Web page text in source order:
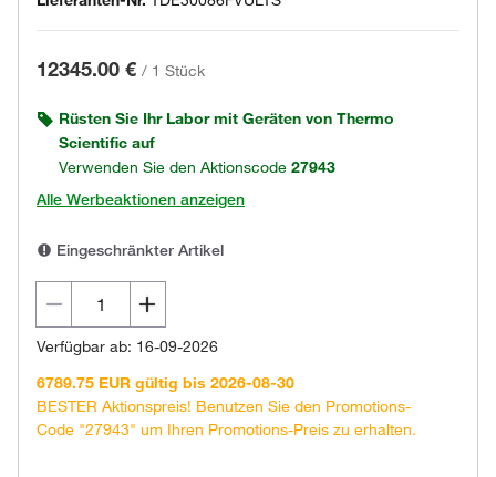
12345.00 € / 1 Stück
Rüsten Sie Ihr Labor mit Geräten von Thermo
Scientific auf
Verwenden Sie den Aktionscode 27943
Alle Werbeaktionen anzeigen
Eingeschränkter Artikel
Verfügbar ab: 16-09-2026
6789.75 EUR gültig bis 2026-08-30
BESTER Aktionspreis! Benutzen Sie den Promotions-
Code "27943" um Ihren Promotions-Preis zu erhalten.